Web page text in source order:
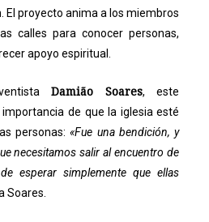
El proyecto anima a los miembros
calles para conocer personas,
apoyo espiritual.
Damião Soares, este
de que la iglesia esté
personas:«Fue una bendición, y
necesitamos salir al encuentro de
esperar simplemente que ellas
Soares.